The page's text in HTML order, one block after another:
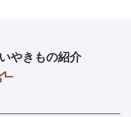
やきもの紹介